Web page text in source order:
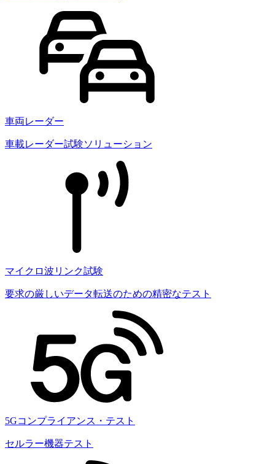
車両レーダー
車載レーダー試験ソリューション
マイクロ波リンク試験
要求の厳しいデータ転送のための精密なテスト
5Gコンプライアンス・テスト
セルラー機器テスト